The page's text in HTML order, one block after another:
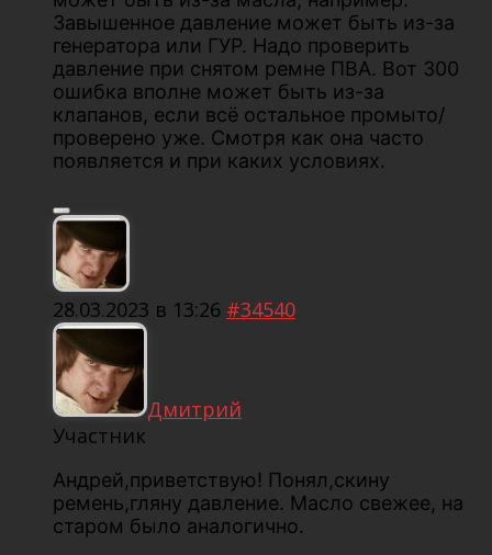
Завышенное давление может быть из-за
генератора или ГУР. Надо проверить
давление при снятом ремне ПВА. Вот 300
ошибка вполне может быть из-за
клапанов, если всё остальное промыто/
проверено уже. Смотря как она часто
появляется и при каких условиях.
28.03.2023 в 13:26 #34540
Дмитрий
Участник
Андрей,приветствую! Понял,скину
ремень,гляну давление. Масло свежее, на
старом было аналогично.